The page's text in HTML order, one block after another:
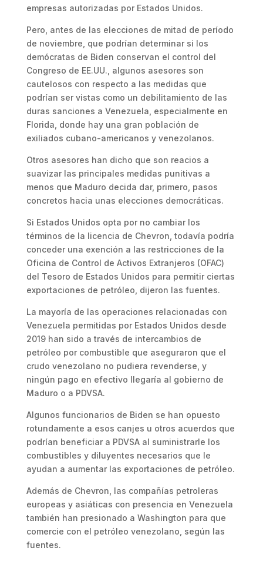
empresas autorizadas por Estados Unidos.
Pero, antes de las elecciones de mitad de período
de noviembre, que podrían determinar si los
demócratas de Biden conservan el control del
Congreso de EE.UU., algunos asesores son
cautelosos con respecto a las medidas que
podrían ser vistas como un debilitamiento de las
duras sanciones a Venezuela, especialmente en
Florida, donde hay una gran población de
exiliados cubano-americanos y venezolanos.
Otros asesores han dicho que son reacios a
suavizar las principales medidas punitivas a
menos que Maduro decida dar, primero, pasos
concretos hacia unas elecciones democráticas.
Si Estados Unidos opta por no cambiar los
términos de la licencia de Chevron, todavía podría
conceder una exención a las restricciones de la
Oficina de Control de Activos Extranjeros (OFAC)
del Tesoro de Estados Unidos para permitir ciertas
exportaciones de petróleo, dijeron las fuentes.
La mayoría de las operaciones relacionadas con
Venezuela permitidas por Estados Unidos desde
2019 han sido a través de intercambios de
petróleo por combustible que aseguraron que el
crudo venezolano no pudiera revenderse, y
ningún pago en efectivo llegaría al gobierno de
Maduro o a PDVSA.
Algunos funcionarios de Biden se han opuesto
rotundamente a esos canjes u otros acuerdos que
podrían beneficiar a PDVSA al suministrarle los
combustibles y diluyentes necesarios que le
ayudan a aumentar las exportaciones de petróleo.
Además de Chevron, las compañías petroleras
europeas y asiáticas con presencia en Venezuela
también han presionado a Washington para que
comercie con el petróleo venezolano, según las
fuentes.